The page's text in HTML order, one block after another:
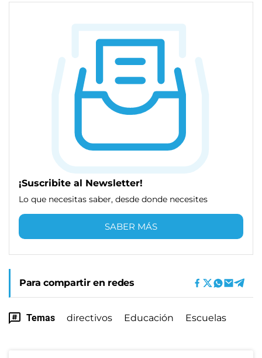
¡Suscribite al Newsletter!
Lo que necesitas saber, desde donde necesites
SABER MÁS
Para compartir en redes
Temas directivos Educación Escuelas